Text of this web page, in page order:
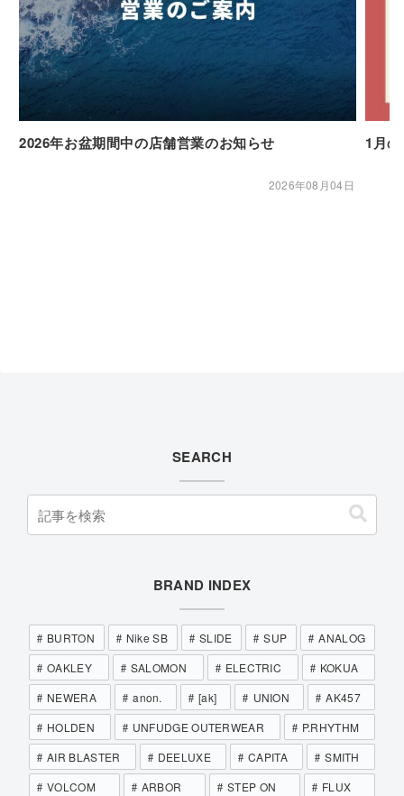
2026年お盆期間中の店舗営業のお知らせ
2026年08月04日
1月
SEARCH
BRAND INDEX
BURTON Nike SB SLIDE SUP
ANALOG
OAKLEY
SALOMON ELECTRIC
KOKUA
NEWERA
anon. [ak] UNION
AK457
HOLDEN
UNFUDGE OUTERWEAR
P.RHYTHM
AIR BLASTER
DEELUXE CAPITA
SMITH
VOLCOM
ARBOR STEP ON
FLUX